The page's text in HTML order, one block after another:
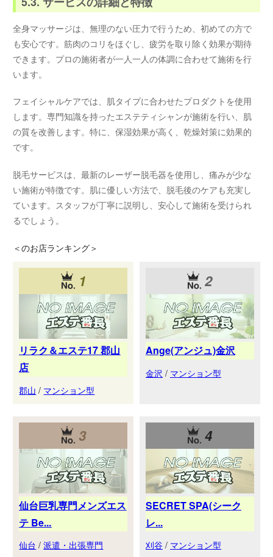
全身マッサージは、無理のない圧力で行うため、初めての方で
も安心です。筋肉のコリをほぐし、疲労を取り除く効果が期待
できます。プロの施術者が一人一人の体調に合わせて施術を行
います。
フェイシャルケアでは、肌タイプに合わせたプロダクトを使用
します。専門知識を持ったエステティシャンが施術を行い、肌
の質を改善します。特に、保湿効果が高く、乾燥対策に効果的
です。
脱毛サービスは、最新のレーザー脱毛器を使用し、痛みが少な
い施術が特徴です。肌に優しい方法で、脱毛後のケアも充実し
ています。スタッフが丁寧に説明し、安心して施術を受けられ
るでしょう。
＜のお店ランキング＞
1
リラク＆エステ17 郡山
店
郡山 / マンション型
2
Ange(アンジュ)金沢
金沢 / マンション型
3
仙台巨乳専門メンズエス
テ Be...
仙台 /派遣・出張専門
4
SECRET SPA(シーク
レ...
刈谷 / マンション型